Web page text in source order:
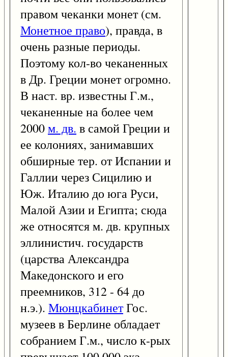
правом чеканки монет (см.
Монетное право), правда, в
очень разные периоды.
Поэтому кол-во чеканенных
в Др. Греции монет огромно.
В наст. вр. известны Г.м.,
чеканенные на более чем
2000м. дв. в самой Греции и
ее колониях, занимавших
обширные тер. от Испании и
Галлии через Сицилию и
Юж. Италию до юга Руси,
Малой Азии и Египта; сюда
же относятся м. дв. крупных
эллинистич. государств
(царства Александра
Македонского и его
преемников, 312 - 64 до
н.э.). МюнцкабинетГос.
музеев в Берлине обладает
собранием Г.м., число к-рых